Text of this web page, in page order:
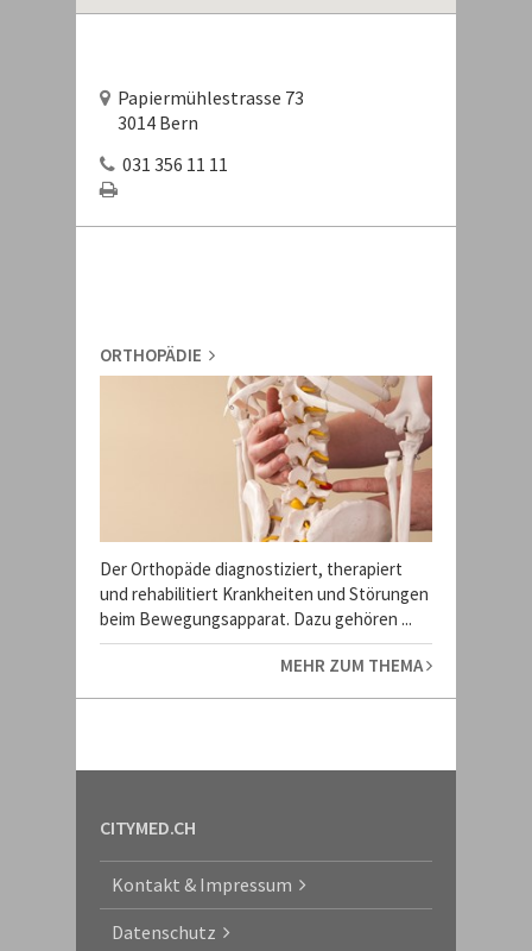
Papiermühlestrasse 73
3014 Bern
031 356 11 11
ORTHOPÄDIE
Der Orthopäde diagnostiziert, therapiert
und rehabilitiert Krankheiten und Störungen
beim Bewegungsapparat. Dazu gehören ...
MEHR ZUM THEMA
CITYMED.CH
Kontakt & Impressum
Datenschutz